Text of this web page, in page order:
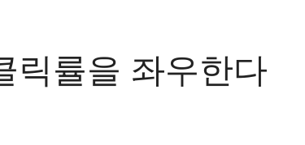
릭률을 좌우한다